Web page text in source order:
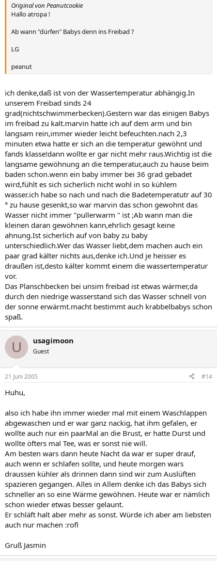
Original von Peanutcookie
Hallo atropa !
Ab wann "dürfen" Babys denn ins Freibad ?
LG
peanut
ich denke,daß ist von der Wassertemperatur abhängig.In
unserem Freibad sinds 24
grad(nichtschwimmerbecken).Gestern war das einigen Babys
im freibad zu kalt.marvin hatte ich auf dem arm und bin
langsam rein,immer wieder leicht befeuchten.nach 2,3
minuten etwa hatte er sich an die temperatur gewöhnt und
fands klasse!dann wollte er gar nicht mehr raus.Wichtig ist die
langsame gewöhnung an die temperatur,auch zu hause beim
baden schon.wenn ein baby immer bei 36 grad gebadet
wird,fühlt es sich sicherlich nicht wohl in so kühlem
wasser.ich habe so nach und nach die Badetemperatutr auf 30
° zu hause gesenkt,so war marvin das schon gewohnt das
Wasser nicht immer "pullerwarm " ist ;Ab wann man die
kleinen daran gewöhnen kann,ehrlich gesagt keine
ahnung.Ist sicherlich auf von baby zu baby
unterschiedlich.Wer das Wasser liebt,dem machen auch ein
paar grad kälter nichts aus,denke ich.Und je heisser es
draußen ist,desto kälter kommt einem die wassertemperatur
vor.
Das Planschbecken bei unsim freibad ist etwas wärmer,da
durch den niedrige wasserstand sich das Wasser schnell von
der sonne erwärmt.macht bestimmt auch krabbelbabys schon
spaß.
U usagimoon
Guest
21 Juni 2005 #14
Huhu,
also ich habe ihn immer wieder mal mit einem Waschlappen
abgewaschen und er war ganz nackig, hat ihm gefalen, er
wollte auch nur ein paarMal an die Brust, er hatte Durst und
wollte öfters mal Tee, was er sonst nie will.
Am besten wars dann heute Nacht da war er super drauf,
auch wenn er schlafen sollte, und heute morgen wars
draussen kühler als drinnen dann sind wir zum Auslüften
spazieren gegangen. Alles in Allem denke ich das Babys sich
schneller an so eine Wärme gewöhnen. Heute war er nämlich
schon wieder etwas besser gelaunt.
Er schläft halt aber mehr as sonst. Würde ich aber am liebsten
auch nur machen :rofl
Gruß Jasmin